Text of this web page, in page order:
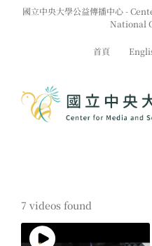
國立中央大學公益傳播中心 -
National
首頁
7 videos found